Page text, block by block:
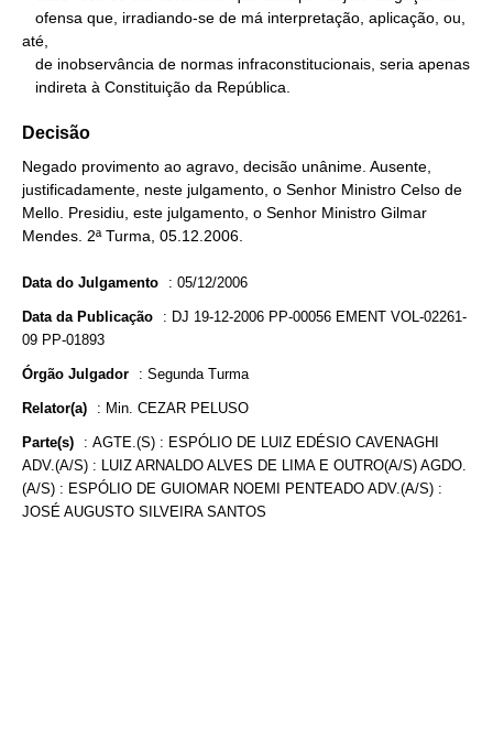
até,
   indireta à Constituição da República.
Decisão
Negado provimento ao agravo, decisão unânime. Ausente,
justificadamente, neste julgamento, o Senhor Ministro Celso de
Mello. Presidiu, este julgamento, o Senhor Ministro Gilmar
Mendes. 2ª Turma, 05.12.2006.
Data do Julgamento : 05/12/2006
Data da Publicação : DJ 19-12-2006 PP-00056 EMENT VOL-02261-
09 PP-01893
Órgão Julgador : Segunda Turma
Relator(a) : Min. CEZAR PELUSO
Parte(s) : AGTE.(S) : ESPÓLIO DE LUIZ EDÉSIO CAVENAGHI
ADV.(A/S) : LUIZ ARNALDO ALVES DE LIMA E OUTRO(A/S) AGDO.
(A/S) : ESPÓLIO DE GUIOMAR NOEMI PENTEADO ADV.(A/S) :
JOSÉ AUGUSTO SILVEIRA SANTOS